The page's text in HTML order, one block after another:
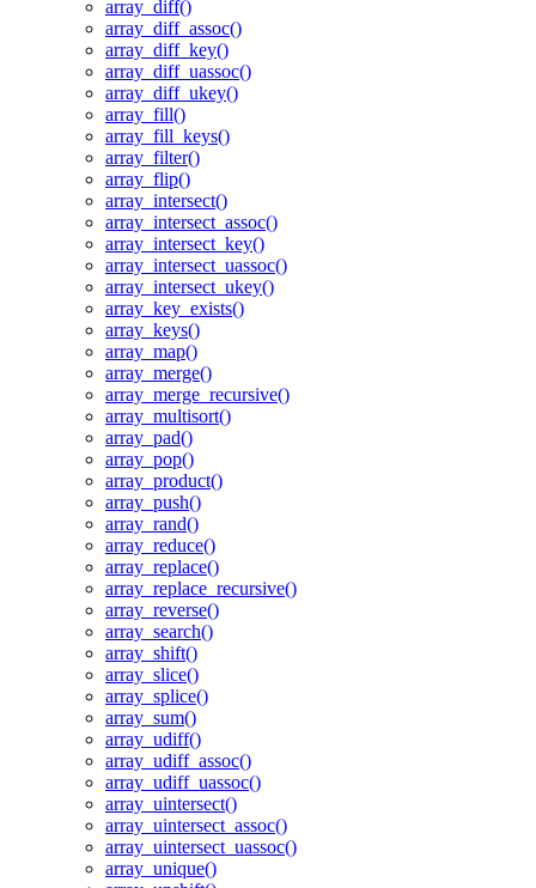
array_diff()
array_diff_assoc()
array_diff_key()
array_diff_uassoc()
array_diff_ukey()
array_fill()
array_fill_keys()
array_filter()
array_flip()
array_intersect()
array_intersect_assoc()
array_intersect_key()
array_intersect_uassoc()
array_intersect_ukey()
array_key_exists()
array_keys()
array_map()
array_merge()
array_merge_recursive()
array_multisort()
array_pad()
array_pop()
array_product()
array_push()
array_rand()
array_reduce()
array_replace()
array_replace_recursive()
array_reverse()
array_search()
array_shift()
array_slice()
array_splice()
array_sum()
array_udiff()
array_udiff_assoc()
array_udiff_uassoc()
array_uintersect()
array_uintersect_assoc()
array_uintersect_uassoc()
array_unique()